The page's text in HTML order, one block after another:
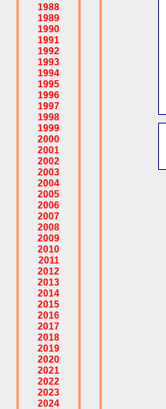
1988
1989
1990
1991
1992
1993
1994
1995
1996
1997
1998
1999
2000
2001
2002
2003
2004
2005
2006
2007
2008
2009
2010
2011
2012
2013
2014
2015
2016
2017
2018
2019
2020
2021
2022
2023
2024